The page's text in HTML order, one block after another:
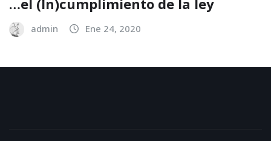
…el (In)cumplimiento de la ley
admin Ene 24, 2020